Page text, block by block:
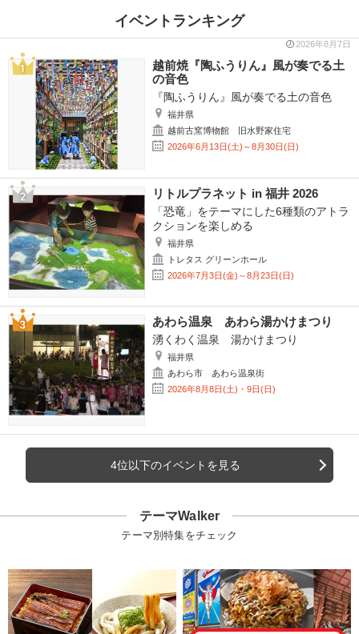
イベントランキング
2026年8月7日
越前焼『陶ふうりん』風が奏でる土
の音色
『陶ふうりん』風が奏でる土の音色
福井県
越前古窯博物館 旧水野家住宅
2026年6月13日(土)～8月30日(日)
リトルプラネット in 福井 2026
「恐竜」をテーマにした6種類のアトラ
クションを楽しめる
福井県
トレタス グリーンホール
2026年7月3日(金)～8月23日(日)
あわら温泉 あわら湯かけまつり
湧くわく温泉 湯かけまつり
福井県
あわら市 あわら温泉街
2026年8月8日(土)・9日(日)
4位以下のイベントを見る
テーマWalker
テーマ別特集をチェック